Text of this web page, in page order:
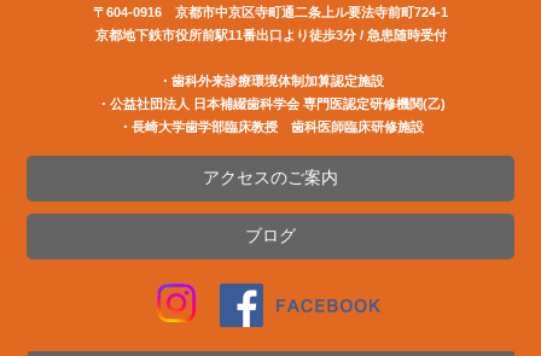
〒604-0916 京都市中京区寺町通二条上ル要法寺前町724-1
京都地下鉄市役所前駅11番出口より徒歩3分 / 急患随時受付
・歯科外来診療環境体制加算認定施設
・公益社団法⼈ ⽇本補綴⻭科学会 専⾨医認定研修機関(⼄)
・長崎大学歯学部臨床教授 歯科医師臨床研修施設
アクセスのご案内
ブログ